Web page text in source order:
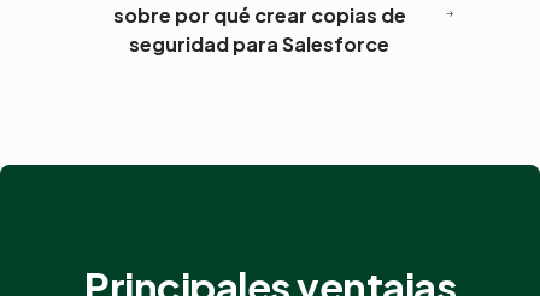
sobre por qué crear copias de
seguridad para Salesforce
Principales ventajas